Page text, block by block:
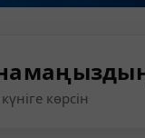
көрсін